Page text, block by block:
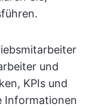
und
KPIs und
Informationen